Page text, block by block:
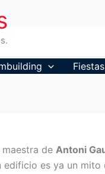
Fiestas
de Antoni
es ya un